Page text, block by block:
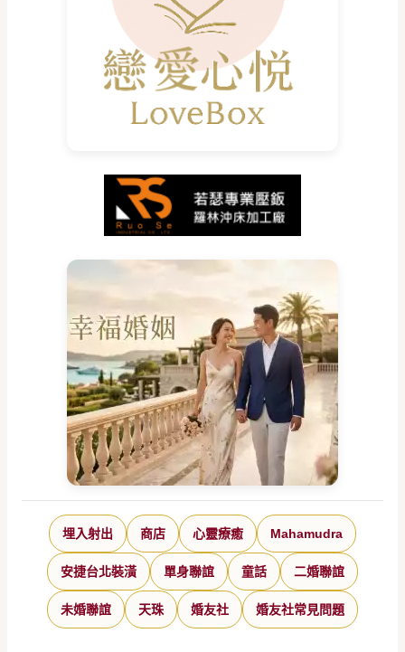
埋入射出 商店 心靈療癒 Mahamudra
安捷台北裝潢 單身聯誼 童話 二婚聯誼
未婚聯誼 天珠 婚友社 婚友社常見問題